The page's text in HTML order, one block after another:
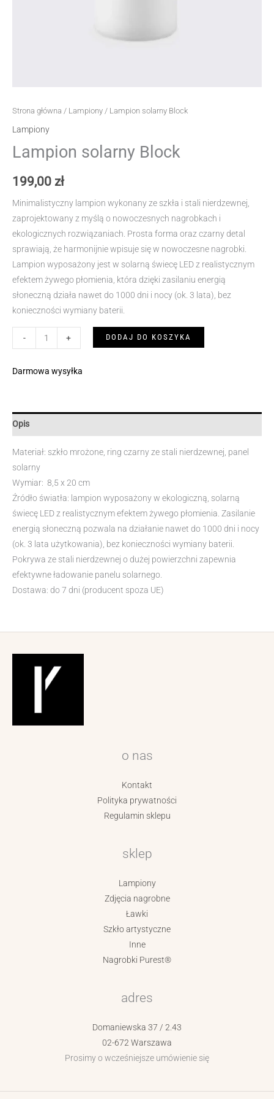
Strona główna / Lampiony / Lampion solarny Block
Lampiony
Lampion solarny Block
199,00 zł
Minimalistyczny lampion wykonany ze szkła i stali nierdzewnej,
zaprojektowany z myślą o nowoczesnych nagrobkach i
ekologicznych rozwiązaniach. Prosta forma oraz czarny detal
sprawiają, że harmonijnie wpisuje się w nowoczesne nagrobki.
Lampion wyposażony jest w solarną świecę LED z realistycznym
efektem żywego płomienia, która dzięki zasilaniu energią
słoneczną działa nawet do 1000 dni i nocy (ok. 3 lata), bez
konieczności wymiany baterii.
-
Lampion
+ DODAJ DO KOSZYKA
Darmowa wysyłka
Opis
Materiał: szkło mrożone, ring czarny ze stali nierdzewnej, panel
solarny
Wymiar: 8,5 x 20 cm
Źródło światła: lampion wyposażony w ekologiczną, solarną
świecę LED z realistycznym efektem żywego płomienia. Zasilanie
energią słoneczną pozwala na działanie nawet do 1000 dni i nocy
(ok. 3 lata użytkowania), bez konieczności wymiany baterii.
Pokrywa ze stali nierdzewnej o dużej powierzchni zapewnia
efektywne ładowanie panelu solarnego.
Dostawa: do 7 dni (producent spoza UE)
o nas
Kontakt
Polityka prywatności
Regulamin sklepu
sklep
Lampiony
Zdjęcia nagrobne
Ławki
Szkło artystyczne
Inne
Nagrobki Purest®
adres
Domaniewska 37 / 2.43
02-672 Warszawa
Prosimy o wcześniejsze umówienie się